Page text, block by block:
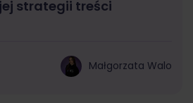
strategii treści
Małgorzata Walo